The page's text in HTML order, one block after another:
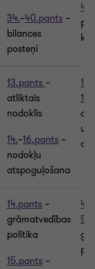
34.–40.pants –
bilances
posteņi
13.pants –
atliktais
nodoklis
14.–16.pants –
nodokļu
atspoguļošana
147.
14.pants –
grāmatvedības
politika
15.pants –
44.